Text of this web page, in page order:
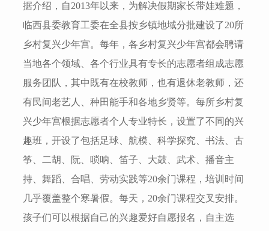
据介绍，自2013年以来，为解决假期家长带娃难题，
临西县委教育工委在全县按乡镇地域分批建设了20所
乡村复兴少年宫。每年，各乡村复兴少年宫都会聘请
当地各个领域、各个行业具有专长的志愿者组成志愿
服务团队，其中既有在校教师，也有退休老教师，还
有民间老艺人、种田能手和各地乡贤等。每所乡村复
兴少年宫根据志愿者个人专业特长，设置了不同的兴
趣班，开设了包括足球、航模、科学探究、书法、古
筝、二胡、阮、唢呐、笛子、大鼓、武术、播音主
持、舞蹈、合唱、劳动实践等20余门课程，培训时间
几乎覆盖整个寒暑假。每天，20余门课程交叉安排。
孩子们可以根据自己的兴趣爱好自愿报名，自主选